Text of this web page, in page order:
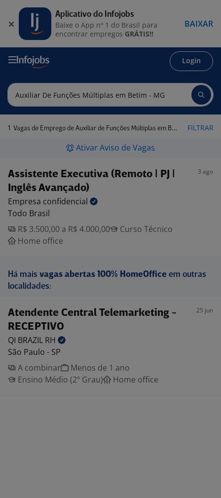
Login
1 Vagas de Emprego de Auxiliar de Funções Múltiplas em Betim - MG FILTRAR
Ativar Aviso de Vagas
Assistente Executiva (Remoto | PJ |
Inglês Avançado)
3 ago
Empresa confidencial
Todo Brasil
R$ 3.500,00 a R$ 4.000,00
Curso Técnico
Home office
Há mais vagas abertas 100% HomeOffice em outras
localidades:
Atendente Central Telemarketing -
RECEPTIVO
25 jun
QI BRAZIL RH
São Paulo - SP
A combinar
Menos de 1 ano
Ensino Médio (2º Grau)
Home office
Aplicativo do Infojobs
Baixe o App nº 1 do Brasil para
encontrar empregos GRÁTIS!!
BAIXAR